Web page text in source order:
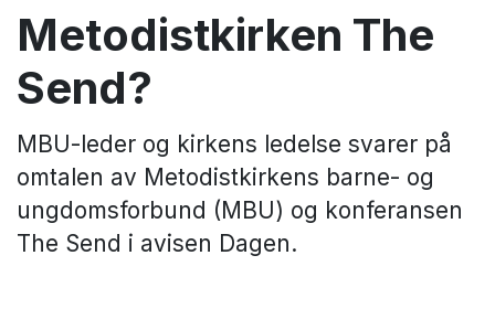
Metodistkirken The
Send?
MBU-leder og kirkens ledelse svarer på
omtalen av Metodistkirkens barne- og
ungdomsforbund (MBU) og konferansen
The Send i avisen Dagen.